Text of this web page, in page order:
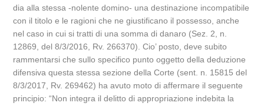
dia alla stessa -nolente domino- una destinazione incompatibile
con il titolo e le ragioni che ne giustificano il possesso, anche
nel caso in cui si tratti di una somma di danaro (Sez. 2, n.
12869, del 8/3/2016, Rv. 266370). Cio’ posto, deve subito
rammentarsi che sullo specifico punto oggetto della deduzione
difensiva questa stessa sezione della Corte (sent. n. 15815 del
8/3/2017, Rv. 269462) ha avuto moto di affermare il seguente
principio: “Non integra il delitto di appropriazione indebita la